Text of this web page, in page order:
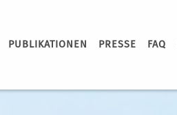
PUBLIKATIONEN PRESSE FAQ